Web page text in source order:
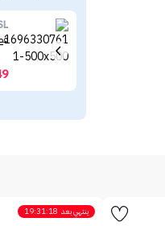
ينتهي بعد 19:31:18